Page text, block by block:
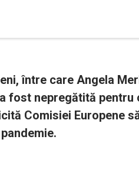
între care Angela
fost nepregătită
Comisiei Europene